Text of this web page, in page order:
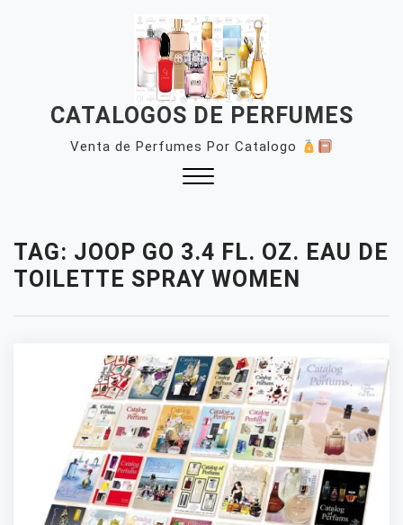
CATALOGOS DE PERFUMES
Venta de Perfumes Por Catalogo
TAG: JOOP GO 3.4 FL. OZ. EAU DE
TOILETTE SPRAY WOMEN